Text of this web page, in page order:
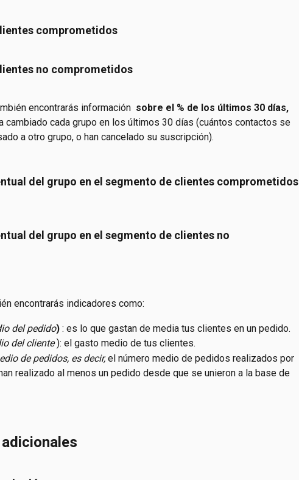
comprometidos
no comprometidos
encontrarás información sobre el % de los últimos 30 días,
cambiado cada grupo en los últimos 30 días (cuántos contactos se
a otro grupo, o han cancelado su suscripción).
del grupo en el segmento de clientes comprometidos
del grupo en el segmento de clientes no
encontrarás indicadores como:
del pedido) : es lo que gastan de media tus clientes en un pedido.
del cliente ): el gasto medio de tus clientes.
de pedidos, es decir, el número medio de pedidos realizados por
realizado al menos un pedido desde que se unieron a la base de